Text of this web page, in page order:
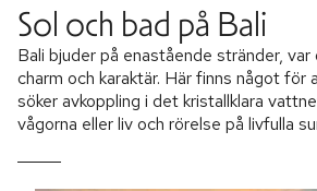
Sol och bad på Bali
Bali bjuder på enastående stränder, var
charm och karaktär. Här finns något för
söker avkoppling i det kristallklara
vågorna eller liv och rörelse på livfulla